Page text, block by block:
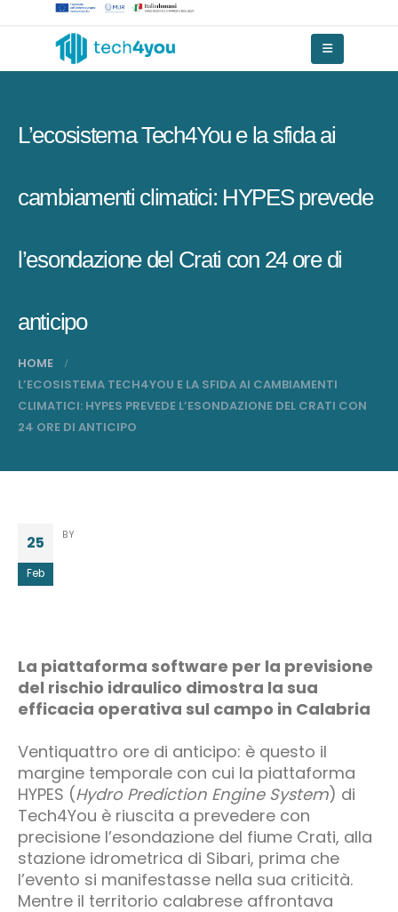
L’ecosistema Tech4You e la sfida ai
cambiamenti climatici: HYPES prevede
l’esondazione del Crati con 24 ore di
anticipo
HOME
L’ECOSISTEMA TECH4YOU E LA SFIDA AI CAMBIAMENTI
CLIMATICI: HYPES PREVEDE L’ESONDAZIONE DEL CRATI CON
24 ORE DI ANTICIPO
25
Feb
BY
La piattaforma software per la previsione
del rischio idraulico dimostra la sua
efficacia operativa sul campo in Calabria
Ventiquattro ore di anticipo: è questo il
margine temporale con cui la piattaforma
HYPES (Hydro Prediction Engine System) di
Tech4You è riuscita a prevedere con
precisione l’esondazione del fiume Crati, alla
stazione idrometrica di Sibari, prima che
l’evento si manifestasse nella sua criticità.
Mentre il territorio calabrese affrontava